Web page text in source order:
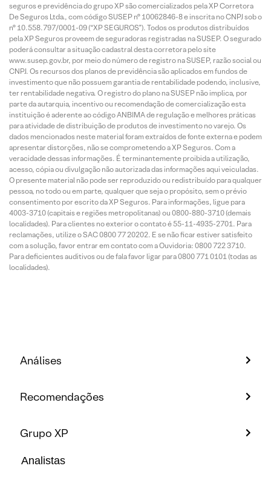
seguros e previdência do grupo XP são comercializados pela XP Corretora
De Seguros Ltda., com código SUSEP n° 10062846-8 e inscrita no CNPJ sob o
n° 10.558.797/0001-09 (“XP SEGUROS”). Todos os produtos distribuídos
pela XP Seguros proveem de seguradoras registradas na SUSEP. O segurado
poderá consultar a situação cadastral desta corretora pelo site
www.susep.gov.br, por meio do número de registro na SUSEP, razão social ou
CNPJ. Os recursos dos planos de previdência são aplicados em fundos de
investimento que não possuem garantia de rentabilidade podendo, inclusive,
ter rentabilidade negativa. O registro do plano na SUSEP não implica, por
parte da autarquia, incentivo ou recomendação de comercialização esta
instituição é aderente ao código ANBIMA de regulação e melhores práticas
para atividade de distribuição de produtos de investimento no varejo. Os
dados mencionados neste material foram extraídos de fonte externa e podem
apresentar distorções, não se comprometendo a XP Seguros. Com a
veracidade dessas informações. É terminantemente proibida a utilização,
acesso, cópia ou divulgação não autorizada das informações aqui veiculadas.
O presente material não pode ser reproduzido ou redistribuído para qualquer
pessoa, no todo ou em parte, qualquer que seja o propósito, sem o prévio
consentimento por escrito da XP Seguros. Para informações, ligue para
4003-3710 (capitais e regiões metropolitanas) ou 0800-880-3710 (demais
localidades). Para clientes no exterior o contato é 55-11-4935-2701. Para
reclamações, utilize o SAC 0800 77 20202. E se não ficar estiver satisfeito
com a solução, favor entrar em contato com a Ouvidoria: 0800 722 3710.
Para deficientes auditivos ou de fala favor ligar para 0800 771 0101 (todas as
localidades).
Análises
Recomendações
Grupo XP
Analistas